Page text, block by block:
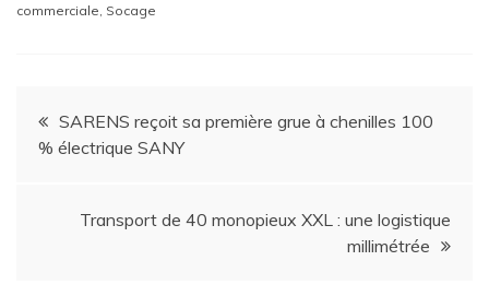
commerciale Socage
Navigation
de
l’article
SARENS reçoit sa première grue à chenilles 100
% électrique SANY
Transport de 40 monopieux XXL : une logistique
millimétrée